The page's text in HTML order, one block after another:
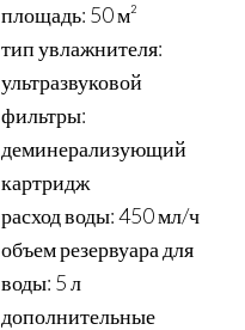
площадь: 50 м²
тип увлажнителя:
ультразвуковой
фильтры:
деминерализующий
картридж
расход воды: 450 мл/ч
объем резервуара для
воды: 5 л
дополнительные